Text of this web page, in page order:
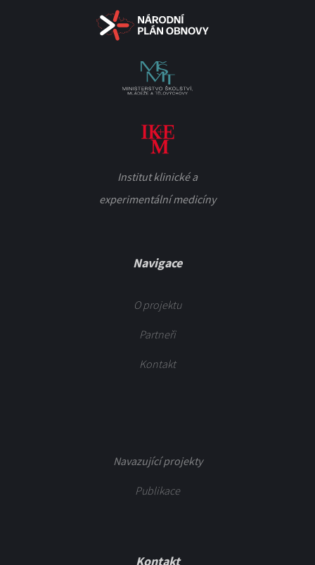
Institut klinické a
experimentální medicíny
Navigace
O projektu
Partneři
Kontakt
Navazující projekty
Publikace
Kontakt